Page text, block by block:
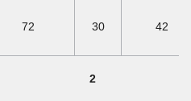
72 30 42
2